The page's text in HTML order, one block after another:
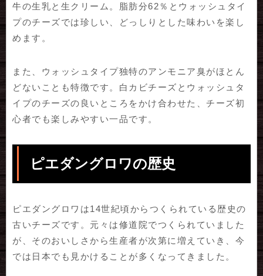
牛の生乳と生クリーム。脂肪分62％とウォッシュタイ
プのチーズでは珍しい、どっしりとした味わいを楽し
めます。
また、ウォッシュタイプ独特のアンモニア臭がほとん
どないことも特徴です。白カビチーズとウォッシュタ
イプのチーズの良いところをかけ合わせた、チーズ初
心者でも楽しみやすい一品です。
ピエダングロワの歴史
ピエダングロワは14世紀頃からつくられている歴史の
古いチーズです。元々は修道院でつくられていました
が、そのおいしさから生産者が次第に増えていき、今
では日本でも見かけることが多くなってきました。